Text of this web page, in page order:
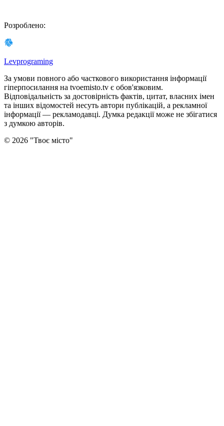
Розроблено:
Levprograming
За умови повного або часткового використання iнформацiї
гіперпосилання на tvoemisto.tv є обов'язковим.
Відповідальність за достовірність фактів, цитат, власних імен
та інших відомостей несуть автори публікацій, а рекламної
інформації — рекламодавці. Думка редакцiї може не збiгатися
з думкою авторiв.
© 2026 "Твоє місто"